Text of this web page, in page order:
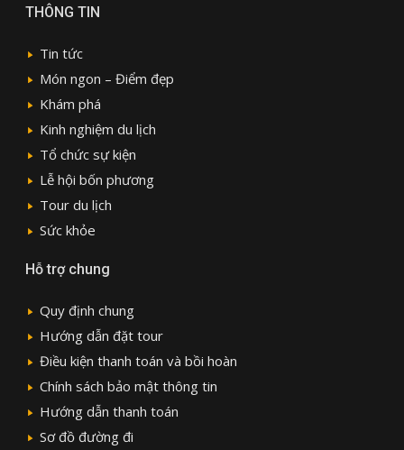
THÔNG TIN
Tin tức
Món ngon – Điểm đẹp
Khám phá
Kinh nghiệm du lịch
Tổ chức sự kiện
Lễ hội bốn phương
Tour du lịch
Sức khỏe
Hỗ trợ chung
Quy định chung
Hướng dẫn đặt tour
Điều kiện thanh toán và bồi hoàn
Chính sách bảo mật thông tin
Hướng dẫn thanh toán
Sơ đồ đường đi